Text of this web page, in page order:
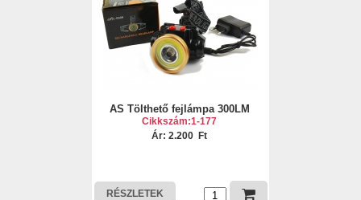
AS Tölthető fejlámpa 300LM
Cikkszám:1-177
Ár: 2.200 Ft
RÉSZLETEK